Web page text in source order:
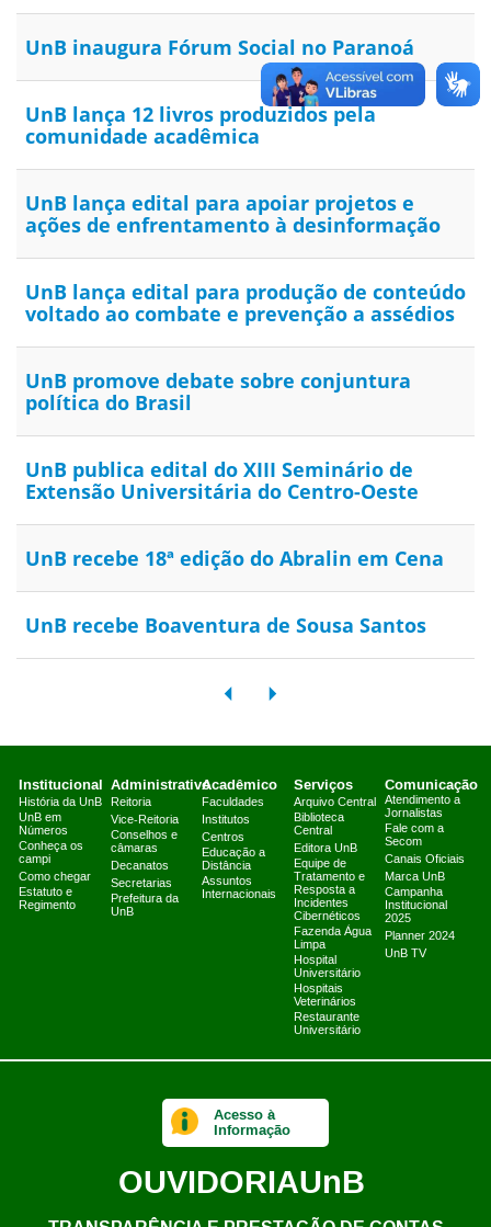
UnB inaugura Fórum Social no Paranoá
UnB lança 12 livros produzidos pela
comunidade acadêmica
UnB lança edital para apoiar projetos e
ações de enfrentamento à desinformação
UnB lança edital para produção de conteúdo
voltado ao combate e prevenção a assédios
UnB promove debate sobre conjuntura
política do Brasil
UnB publica edital do XIII Seminário de
Extensão Universitária do Centro-Oeste
UnB recebe 18ª edição do Abralin em Cena
UnB recebe Boaventura de Sousa Santos
Institucional
História da UnB
UnB em
Números
Conheça os
campi
Como chegar
Estatuto e
Regimento
Administrativo
Reitoria
Vice-Reitoria
Conselhos e
câmaras
Decanatos
Secretarias
Prefeitura da
UnB
Acadêmico
Faculdades
Institutos
Centros
Educação a
Distância
Assuntos
Internacionais
Serviços
Arquivo Central
Biblioteca
Central
Editora UnB
Equipe de
Tratamento e
Resposta a
Incidentes
Cibernéticos
Fazenda Água
Limpa
Hospital
Universitário
Hospitais
Veterinários
Restaurante
Universitário
Comunicação
Atendimento a
Jornalistas
Fale com a
Secom
Canais Oficiais
Marca UnB
Campanha
Institucional
2025
Planner 2024
UnB TV
Acesso à
Informação
OUVIDORIAUnB